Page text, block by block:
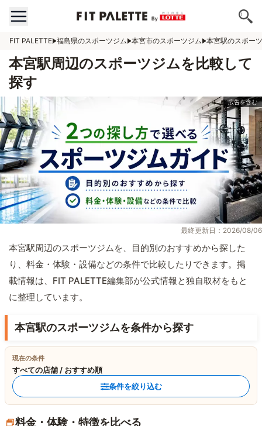
FIT PALETTE 福島県のスポーツジム 本宮市のスポーツジム 本宮駅のスポー
本宮駅周辺のスポーツジムを比較して
探す
最終更新日：2026/08/06
本宮駅周辺のスポーツジムを、目的別のおすすめから探した
り、料金・体験・設備などの条件で比較したりできます。掲
載情報は、FIT PALETTE編集部が公式情報と独自取材をもと
に整理しています。
本宮駅のスポーツジムを条件から探す
現在の条件
すべての店舗 / おすすめ順
条件を絞り込む
料金・体験・特徴を比べる